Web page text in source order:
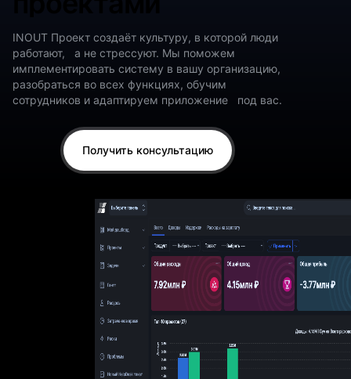
INOUT Проект создаёт культуру, в которой люди
работают, а не стрессуют. Мы поможем
имплементировать систему в вашу организацию,
разобраться во всех функциях, обучим
сотрудников и адаптируем приложение под вас.
Получить консультацию